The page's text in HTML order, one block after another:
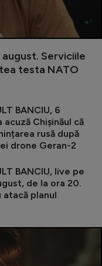
august. Serviciile
testa NATO
BANCIU, 6
Chișinăul că
rusă după
drone Geran-2
BANCIU, live pe
de la ora 20.
atacă planul